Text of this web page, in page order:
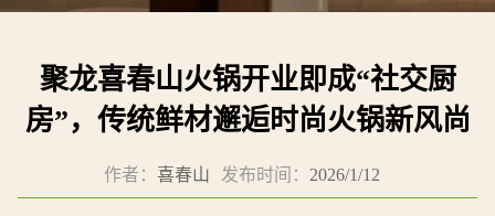
聚龙喜春山火锅开业即成“社交厨
房”，传统鲜材邂逅时尚火锅新风尚
作者： 喜春山 发布时间： 2026/1/12